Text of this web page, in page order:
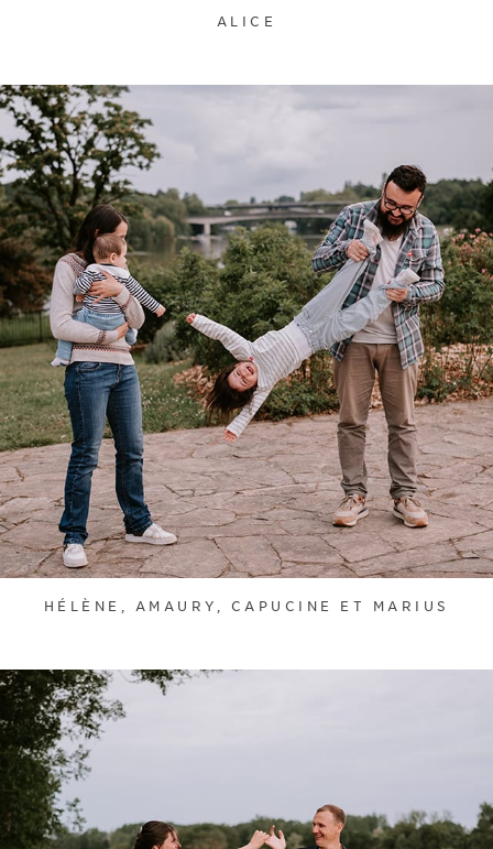
ALICE
HÉLÈNE, AMAURY, CAPUCINE ET MARIUS